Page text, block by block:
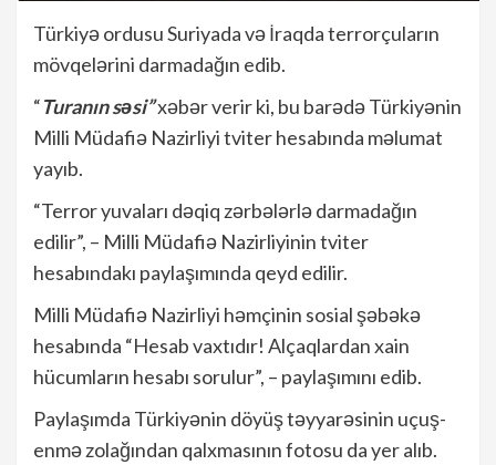
Türkiyə ordusu Suriyada və İraqda terrorçuların
mövqelərini darmadağın edib.
“Turanın səsi”xəbər verir ki, bu barədə Türkiyənin
Milli Müdafiə Nazirliyi tviter hesabında məlumat
yayıb.
“Terror yuvaları dəqiq zərbələrlə darmadağın
edilir”, – Milli Müdafiə Nazirliyinin tviter
hesabındakı paylaşımında qeyd edilir.
Milli Müdafiə Nazirliyi həmçinin sosial şəbəkə
hesabında “Hesab vaxtıdır! Alçaqlardan xain
hücumların hesabı sorulur”, – paylaşımını edib.
Paylaşımda Türkiyənin döyüş təyyarəsinin uçuş-
enmə zolağından qalxmasının fotosu da yer alıb.